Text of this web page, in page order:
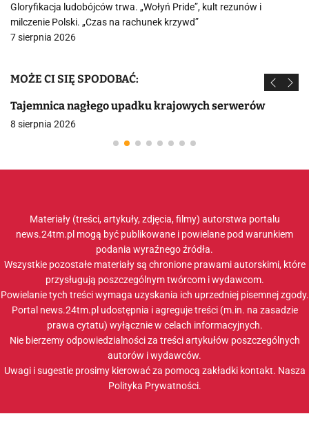
Gloryfikacja ludobójców trwa. „Wołyń Pride”, kult rezunów i
milczenie Polski. „Czas na rachunek krzywd”
7 sierpnia 2026
MOŻE CI SIĘ SPODOBAĆ:
Tajemnica nagłego upadku krajowych serwerów
8 sierpnia 2026
Materiały (treści, artykuły, zdjęcia, filmy) autorstwa portalu
news.24tm.pl mogą być publikowane i powielane pod warunkiem
podania wyraźnego źródła.
Wszystkie pozostałe materiały są chronione prawami autorskimi, które
przysługują poszczególnym twórcom i wydawcom.
Powielanie tych treści wymaga uzyskania ich uprzedniej pisemnej zgody.
Portal news.24tm.pl udostępnia i agreguje treści (m.in. na zasadzie
prawa cytatu) wyłącznie w celach informacyjnych.
Nie bierzemy odpowiedzialności za treści artykułów poszczególnych
autorów i wydawców.
Uwagi i sugestie prosimy kierować za pomocą zakładki kontakt. Nasza
Polityka Prywatności.